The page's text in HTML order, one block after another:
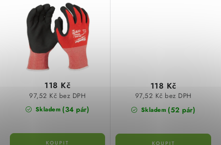
Ochrana osobních údajů
Milwaukee 4932471417
Skladem (34 pár)
97,52 Kč bez DPH
118 Kč
Skladem (52 pár)
97,52 Kč bez DPH
118 Kč